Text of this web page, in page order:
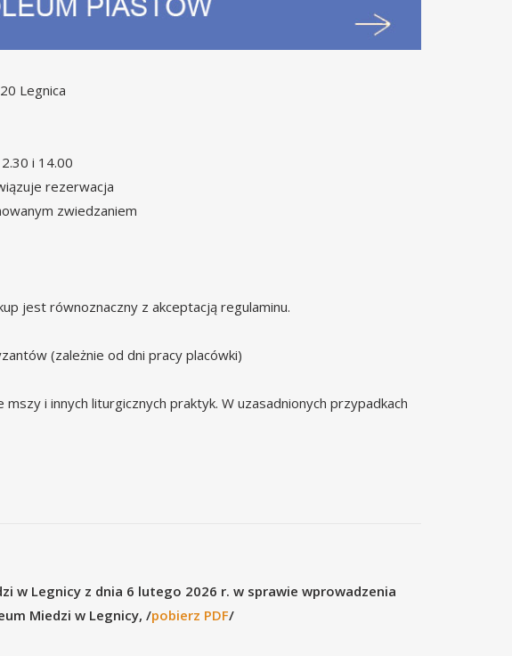
Legnica
i 14.00
rezerwacja
zwiedzaniem
jest równoznaczny z akceptacją regulaminu.
(zależnie od dni pracy placówki)
i innych liturgicznych praktyk. W uzasadnionych przypadkach
w Legnicy z dnia 6 lutego 2026 r. w sprawie wprowadzenia
Miedzi w Legnicy, /pobierz PDF/